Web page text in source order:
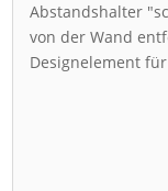
Abstandshalter
von der Wand
Designelement